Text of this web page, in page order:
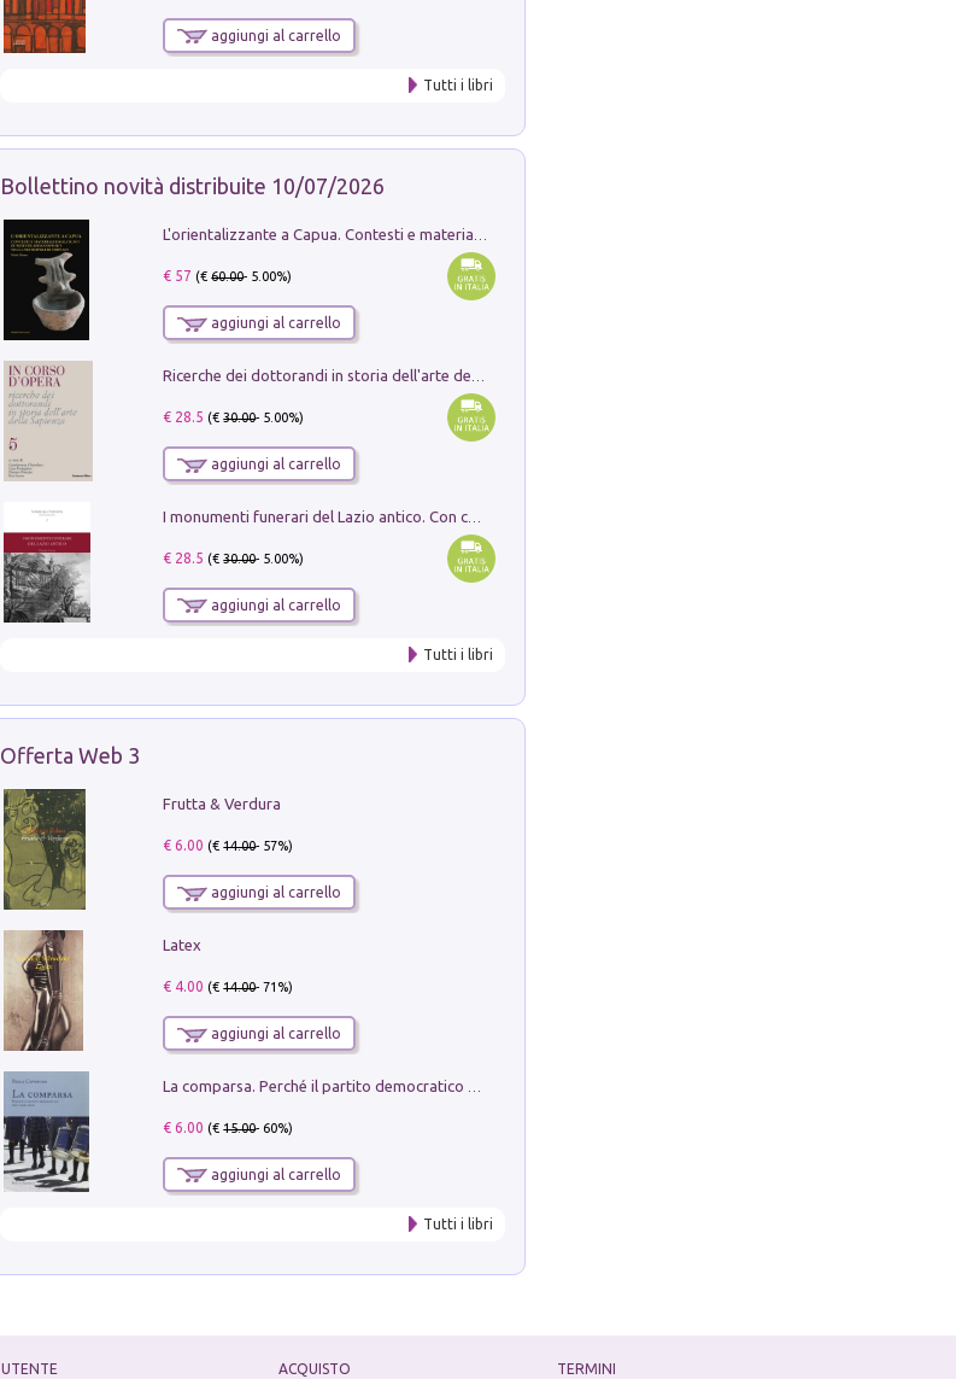
aggiungi al carrello
Tutti i libri
Bollettino novità distribuite 10/07/2026
€ 57 (€60.00- 5.00%)
aggiungi al carrello
€ 28.5 (€30.00- 5.00%)
aggiungi al carrello
€ 28.5 (€30.00- 5.00%)
aggiungi al carrello
Tutti i libri
Offerta Web 3
Frutta & Verdura
€ 6.00 (€14.00- 57%)
aggiungi al carrello
Latex
€ 4.00 (€14.00- 71%)
aggiungi al carrello
€ 6.00 (€15.00- 60%)
aggiungi al carrello
Tutti i libri
UTENTE ACQUISTO TERMINI